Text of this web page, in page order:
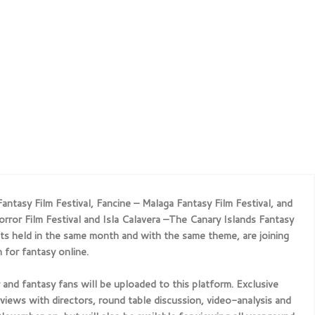
Film Festival, Fancine – Malaga Fantasy Film Festival, and
Film Festival and Isla Calavera –The Canary Islands Fantasy
held in the same month and with the same theme, are joining
for fantasy online.
fantasy fans will be uploaded to this platform. Exclusive
with directors, round table discussion, video-analysis and